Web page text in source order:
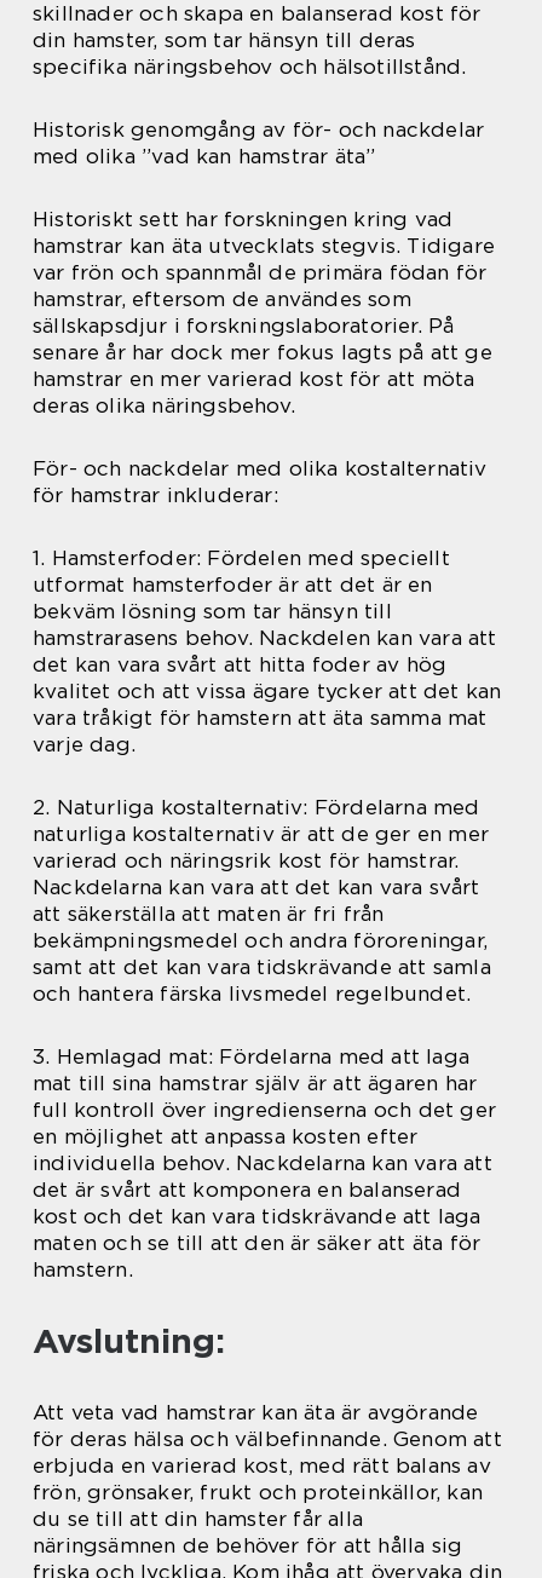
skillnader och skapa en balanserad kost för
din hamster, som tar hänsyn till deras
specifika näringsbehov och hälsotillstånd.
Historisk genomgång av för- och nackdelar
med olika ”vad kan hamstrar äta”
Historiskt sett har forskningen kring vad
hamstrar kan äta utvecklats stegvis. Tidigare
var frön och spannmål de primära födan för
hamstrar, eftersom de användes som
sällskapsdjur i forskningslaboratorier. På
senare år har dock mer fokus lagts på att ge
hamstrar en mer varierad kost för att möta
deras olika näringsbehov.
För- och nackdelar med olika kostalternativ
för hamstrar inkluderar:
1. Hamsterfoder: Fördelen med speciellt
utformat hamsterfoder är att det är en
bekväm lösning som tar hänsyn till
hamstrarasens behov. Nackdelen kan vara att
det kan vara svårt att hitta foder av hög
kvalitet och att vissa ägare tycker att det kan
vara tråkigt för hamstern att äta samma mat
varje dag.
2. Naturliga kostalternativ: Fördelarna med
naturliga kostalternativ är att de ger en mer
varierad och näringsrik kost för hamstrar.
Nackdelarna kan vara att det kan vara svårt
att säkerställa att maten är fri från
bekämpningsmedel och andra föroreningar,
samt att det kan vara tidskrävande att samla
och hantera färska livsmedel regelbundet.
3. Hemlagad mat: Fördelarna med att laga
mat till sina hamstrar själv är att ägaren har
full kontroll över ingredienserna och det ger
en möjlighet att anpassa kosten efter
individuella behov. Nackdelarna kan vara att
det är svårt att komponera en balanserad
kost och det kan vara tidskrävande att laga
maten och se till att den är säker att äta för
hamstern.
Avslutning:
Att veta vad hamstrar kan äta är avgörande
för deras hälsa och välbefinnande. Genom att
erbjuda en varierad kost, med rätt balans av
frön, grönsaker, frukt och proteinkällor, kan
du se till att din hamster får alla
näringsämnen de behöver för att hålla sig
friska och lyckliga. Kom ihåg att övervaka din